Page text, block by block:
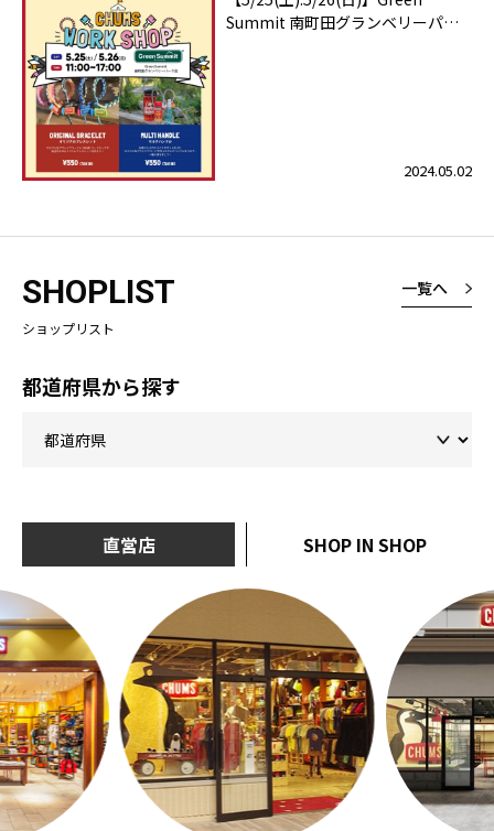
Summit 南町田グランベリーパー
2024.05.02
SHOPLIST
ショップリスト
一覧へ
都道府県から探す
直営店 SHOP IN SHOP